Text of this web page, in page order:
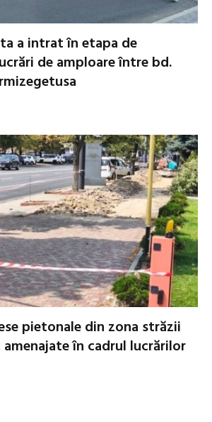
a intrat în etapa de
de amploare între bd.
pietonale din zona străzii
în cadrul lucrărilor